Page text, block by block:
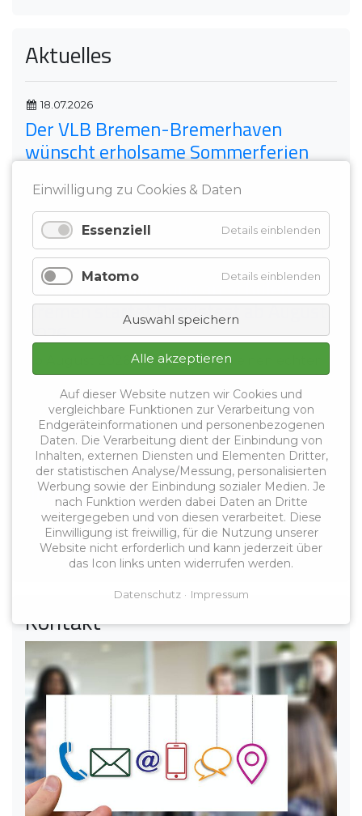
Aktuelles
18.07.2026
Der VLB Bremen-Bremerhaven
wünscht erholsame Sommerferien
den Kolleginnen und Kollegen an den
beruflichen ...
23.06.2026
Arbeitszeiterfassung an Schulen:
Bremen startet Praxistest ab August
2026
Ab August 2026 startet Bremen einen echten
Praxistest zur digitalen Arbeitszeiterfassung für
16.03.2026
VLB Bremen-Bremerhaven auf der
didacta 2026 in Köln
Am Freitag, 13. März 2026, machte sich eine
kleine Gruppe des VLB Bremen-Bremerhaven
Kontakt
Einwilligung zu Cookies & Daten
Essenziell Details einblenden
Matomo Details einblenden
Auswahl speichern
Alle akzeptieren
Auf dieser Website nutzen wir Cookies und
vergleichbare Funktionen zur Verarbeitung von
Endgeräteinformationen und personenbezogenen
Daten. Die Verarbeitung dient der Einbindung von
Inhalten, externen Diensten und Elementen Dritter,
der statistischen Analyse/Messung, personalisierten
Werbung sowie der Einbindung sozialer Medien. Je
nach Funktion werden dabei Daten an Dritte
weitergegeben und von diesen verarbeitet. Diese
Einwilligung ist freiwillig, für die Nutzung unserer
Website nicht erforderlich und kann jederzeit über
das Icon links unten widerrufen werden.
Datenschutz Impressum